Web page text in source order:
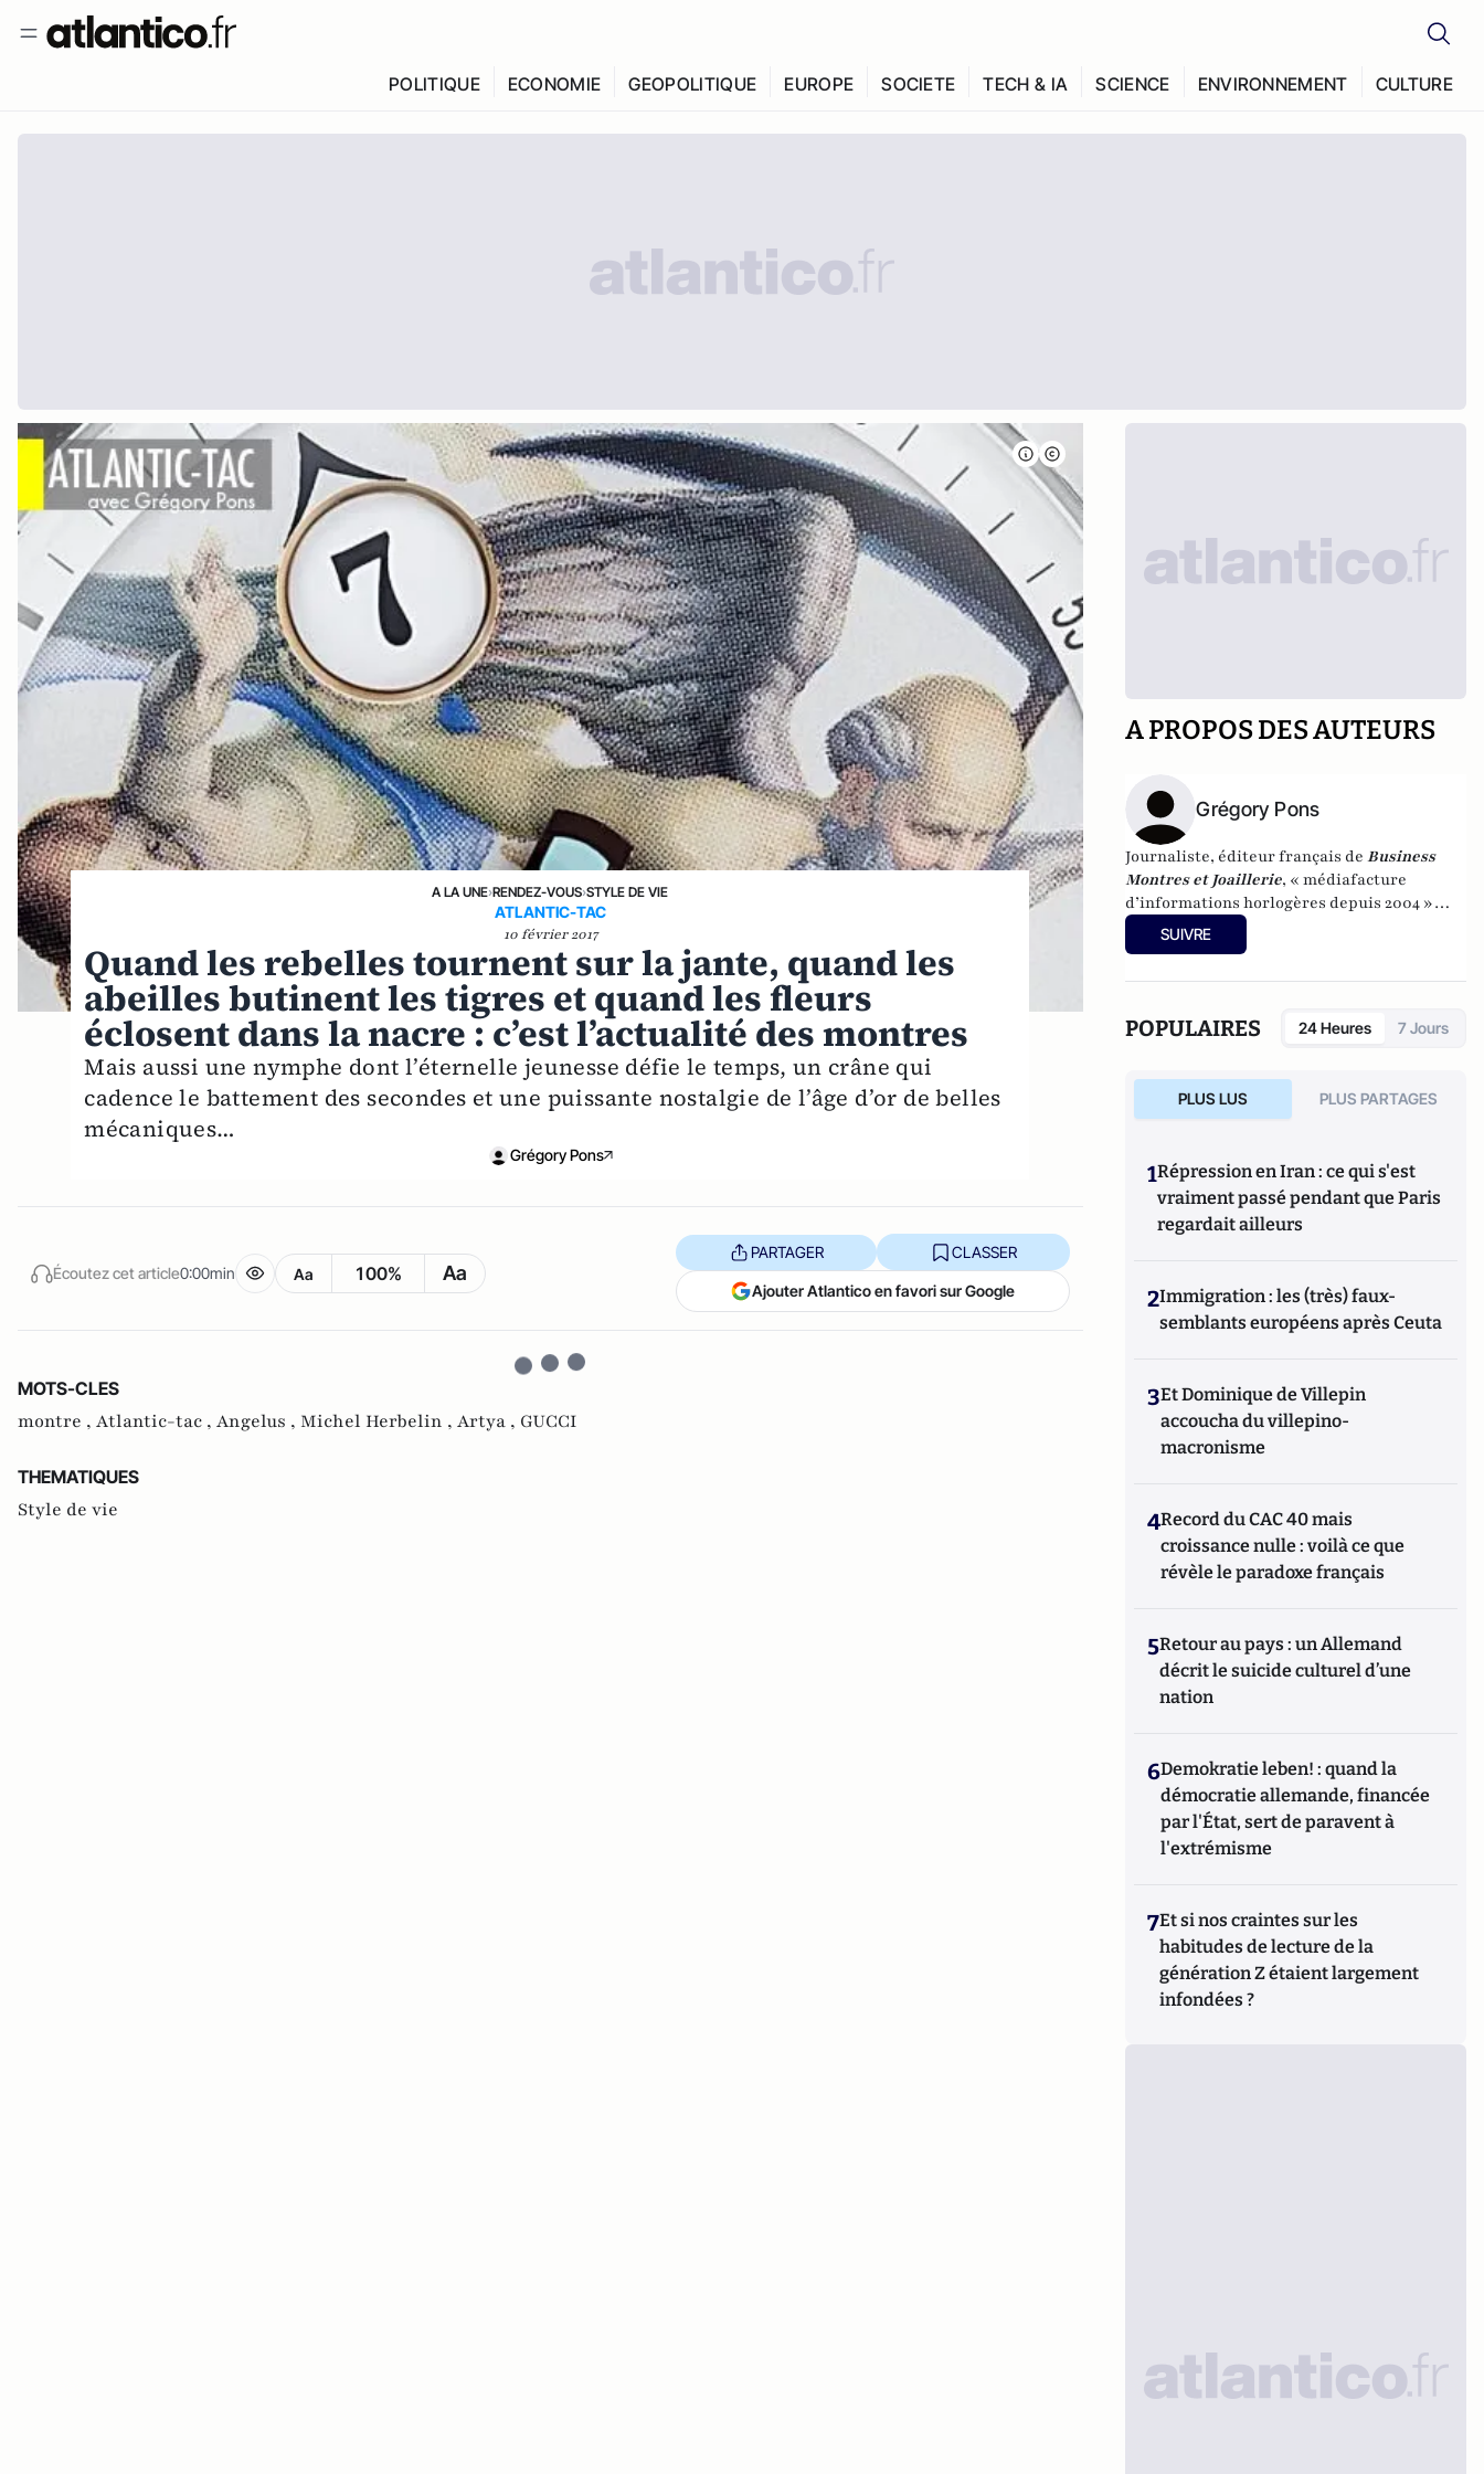
POLITIQUE ECONOMIE GEOPOLITIQUE EUROPE SOCIETE TECH & IA SCIENCE ENVIRONNEMENT CULTURE
A LA UNE›RENDEZ-VOUS›STYLE DE VIE
ATLANTIC-TAC
10 février 2017
Quand les rebelles tournent sur la jante, quand les
abeilles butinent les tigres et quand les fleurs
éclosent dans la nacre : c’est l’actualité des montres
Mais aussi une nymphe dont l’éternelle jeunesse défie le temps, un crâne qui
cadence le battement des secondes et une puissante nostalgie de l’âge d’or de belles
mécaniques…
Grégory Pons
Écoutez cet article0:00min Aa 100% Aa
PARTAGER CLASSER
Ajouter Atlantico en favori sur Google
MOTS-CLES
montre , Atlantic-tac , Angelus , Michel Herbelin , Artya , GUCCI
THEMATIQUES
Style de vie
A PROPOS DES AUTEURS
Grégory Pons
Journaliste, éditeur français deBusiness
Montres et Joaillerie, « médiafacture
d’informations horlogères depuis 2004 »
(site d’informations basé à Genève : 0 %
publicité-100 % liberté), spécialiste du
SUIVRE
POPULAIRES 24 Heures 7 Jours
PLUS LUS PLUS PARTAGES
1Répression en Iran : ce qui s'est
vraiment passé pendant que Paris
regardait ailleurs
2Immigration : les (très) faux-
semblants européens après Ceuta
3Et Dominique de Villepin
accoucha du villepino-
macronisme
4Record du CAC 40 mais
croissance nulle : voilà ce que
révèle le paradoxe français
5Retour au pays : un Allemand
décrit le suicide culturel d’une
nation
6Demokratie leben! : quand la
démocratie allemande, financée
par l'État, sert de paravent à
l'extrémisme
7Et si nos craintes sur les
habitudes de lecture de la
génération Z étaient largement
infondées ?